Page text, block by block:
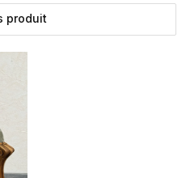
produit